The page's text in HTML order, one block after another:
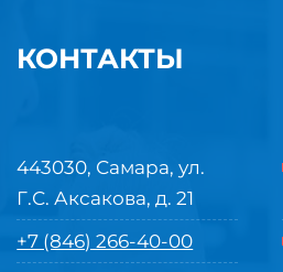
КОНТАКТЫ
443030, Самара, ул.
Г.С. Аксакова, д. 21
+7 (846) 266-40-00